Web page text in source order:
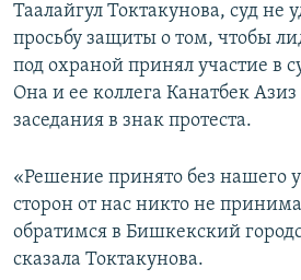
Таалайгул Токтакунова, суд не
просьбу защиты о том, чтобы
под охраной принял участие в
Она и ее коллега Канатбек
заседания в знак протеста.
«Решение принято без нашего
сторон от нас никто не
обратимся в Бишкекский
сказала Токтакунова.